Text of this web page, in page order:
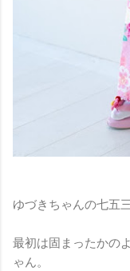
ゆづきちゃんの七五三
最初は固まったかの
ゃん。